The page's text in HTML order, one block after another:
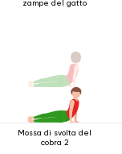
zampe del gatto
Mossa di svolta del
cobra 2